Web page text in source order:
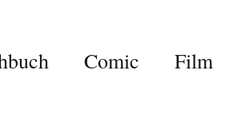
Comic Film